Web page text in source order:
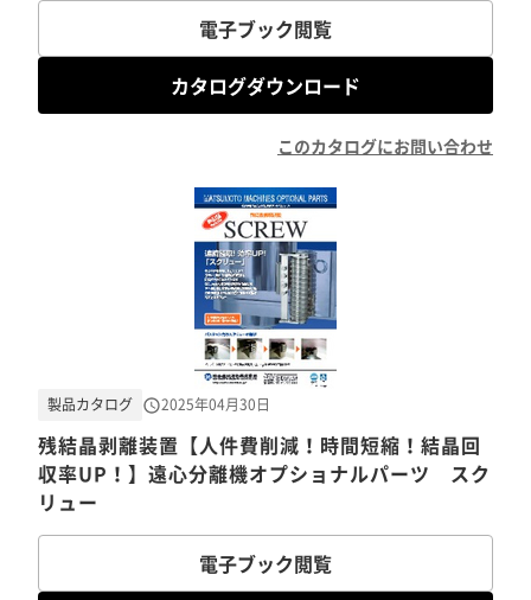
電子ブック閲覧
カタログダウンロード
このカタログにお問い合わせ
残結晶剥離装置【人件費削減！時間短縮！結晶回
収率UP！】遠心分離機オプショナルパーツ スク
リュー
製品カタログ 2025年04月30日
電子ブック閲覧